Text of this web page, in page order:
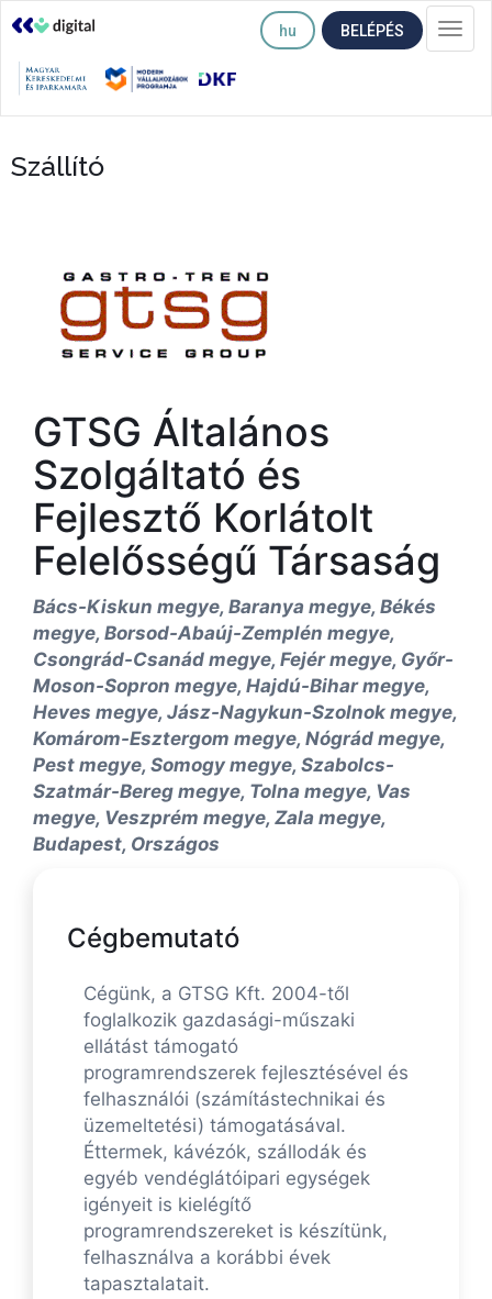
hu BELÉPÉS
Szállító
GTSG Általános
Szolgáltató és
Fejlesztő Korlátolt
Felelősségű Társaság
Bács-Kiskun megye, Baranya megye, Békés
megye, Borsod-Abaúj-Zemplén megye,
Csongrád-Csanád megye, Fejér megye, Győr-
Moson-Sopron megye, Hajdú-Bihar megye,
Heves megye, Jász-Nagykun-Szolnok megye,
Komárom-Esztergom megye, Nógrád megye,
Pest megye, Somogy megye, Szabolcs-
Szatmár-Bereg megye, Tolna megye, Vas
megye, Veszprém megye, Zala megye,
Budapest, Országos
Cégbemutató
Cégünk, a GTSG Kft. 2004-től
foglalkozik gazdasági-műszaki
ellátást támogató
programrendszerek fejlesztésével és
felhasználói (számítástechnikai és
üzemeltetési) támogatásával.
Éttermek, kávézók, szállodák és
egyéb vendéglátóipari egységek
igényeit is kielégítő
programrendszereket is készítünk,
felhasználva a korábbi évek
tapasztalatait.